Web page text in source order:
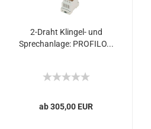
2-Draht Klingel- und
Sprechanlage: PROFILO...
ab 305,00 EUR